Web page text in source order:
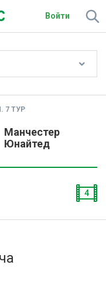
Войти
7 ТУР
Манчестер
Юнайтед
4